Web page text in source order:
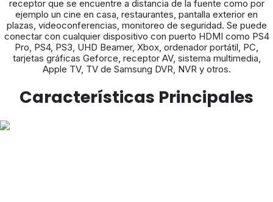
receptor que se encuentre a distancia de la fuente como por
ejemplo un cine en casa, restaurantes, pantalla exterior en
plazas, videoconferencias, monitoreo de seguridad. Se puede
conectar con cualquier dispositivo con puerto HDMI como PS4
Pro, PS4, PS3, UHD Beamer, Xbox, ordenador portátil, PC,
tarjetas gráficas Geforce, receptor AV, sistema multimedia,
Apple TV, TV de Samsung DVR, NVR y otros.
Características Principales